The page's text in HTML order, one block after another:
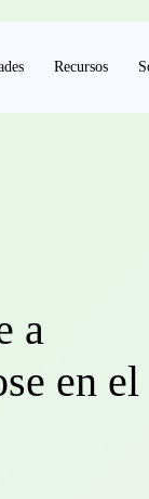
Recursos
a
en el